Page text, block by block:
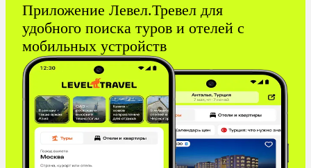
Приложение Левел.Тревел для
удобного поиска туров и отелей с
мобильных устройств